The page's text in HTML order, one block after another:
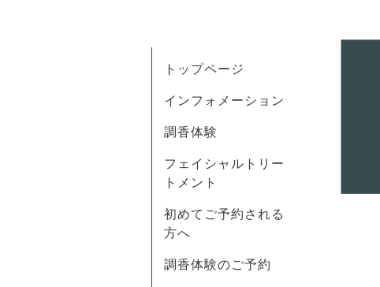
トップページ
インフォメーション
調香体験
フェイシャルトリー
トメント
初めてご予約される
方へ
調香体験のご予約